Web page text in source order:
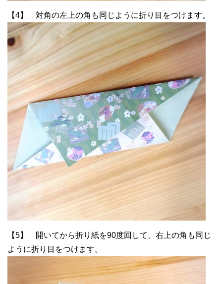
【4】 対角の左上の角も同じように折り目をつけます。
【5】 開いてから折り紙を90度回して、右上の角も同じ
ように折り目をつけます。